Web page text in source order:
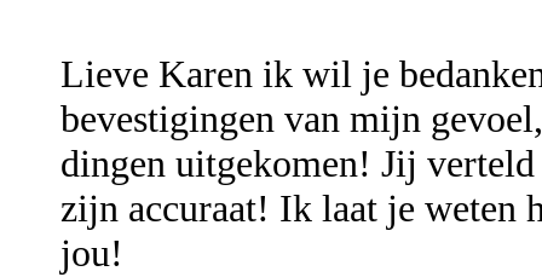
Lieve Karen ik wil je
bevestigingen van mijn
dingen uitgekomen! Jij
zijn accuraat! Ik laat je weten
jou!